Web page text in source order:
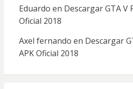
Eduardo en Descargar GTA V
Oficial 2018
Axel fernando en Descargar
APK Oficial 2018